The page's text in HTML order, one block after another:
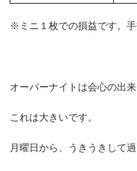
※ミニ１枚での損益です。手
オーバーナイトは会心の出来
これは大きいです。
月曜日から、うきうきして